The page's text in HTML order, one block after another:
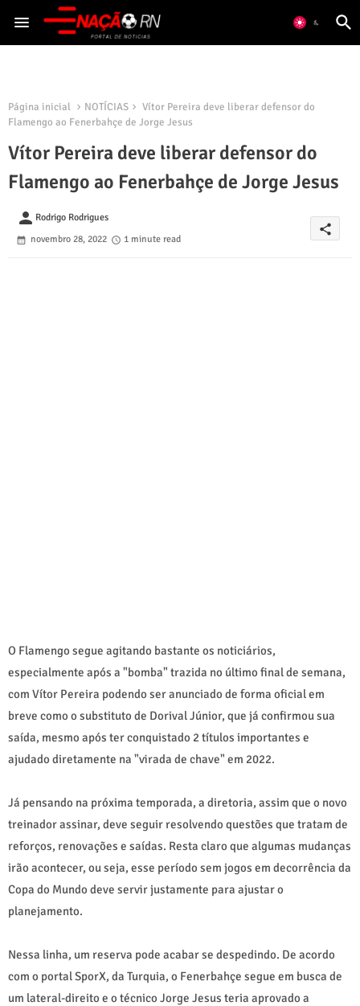
Página inicial NOTÍCIAS
Vítor Pereira deve liberar defensor do
Flamengo ao Fenerbahçe de Jorge Jesus
Vítor Pereira deve liberar defensor do
Flamengo ao Fenerbahçe de Jorge Jesus
person Rodrigo Rodrigues
novembro 28, 2022
1 minute read
share
O Flamengo segue agitando bastante os noticiários,
especialmente após a "bomba" trazida no último final de semana,
com Vítor Pereira podendo ser anunciado de forma oficial em
breve como o substituto de Dorival Júnior, que já confirmou sua
saída, mesmo após ter conquistado 2 títulos importantes e
ajudado diretamente na "virada de chave" em 2022.
Já pensando na próxima temporada, a diretoria, assim que o novo
treinador assinar, deve seguir resolvendo questões que tratam de
reforços, renovações e saídas. Resta claro que algumas mudanças
irão acontecer, ou seja, esse período sem jogos em decorrência da
Copa do Mundo deve servir justamente para ajustar o
planejamento.
Nessa linha, um reserva pode acabar se despedindo. De acordo
com o portal SporX, da Turquia, o Fenerbahçe segue em busca de
um lateral-direito e o técnico Jorge Jesus teria aprovado a